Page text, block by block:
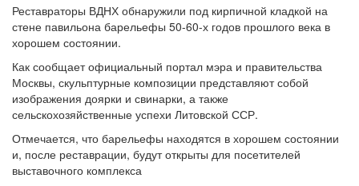
Реставраторы ВДНХ обнаружили под кирпичной кладкой на
стене павильона барельефы 50-60-х годов прошлого века в
хорошем состоянии.
Как сообщает официальный портал мэра и правительства
Москвы, скульптурные композиции представляют собой
изображения доярки и свинарки, а также
сельскохозяйственные успехи Литовской ССР.
Отмечается, что барельефы находятся в хорошем состоянии
и, после реставрации, будут открыты для посетителей
выставочного комплекса